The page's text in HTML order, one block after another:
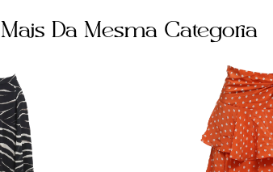
Mais Da Mesma Categoria